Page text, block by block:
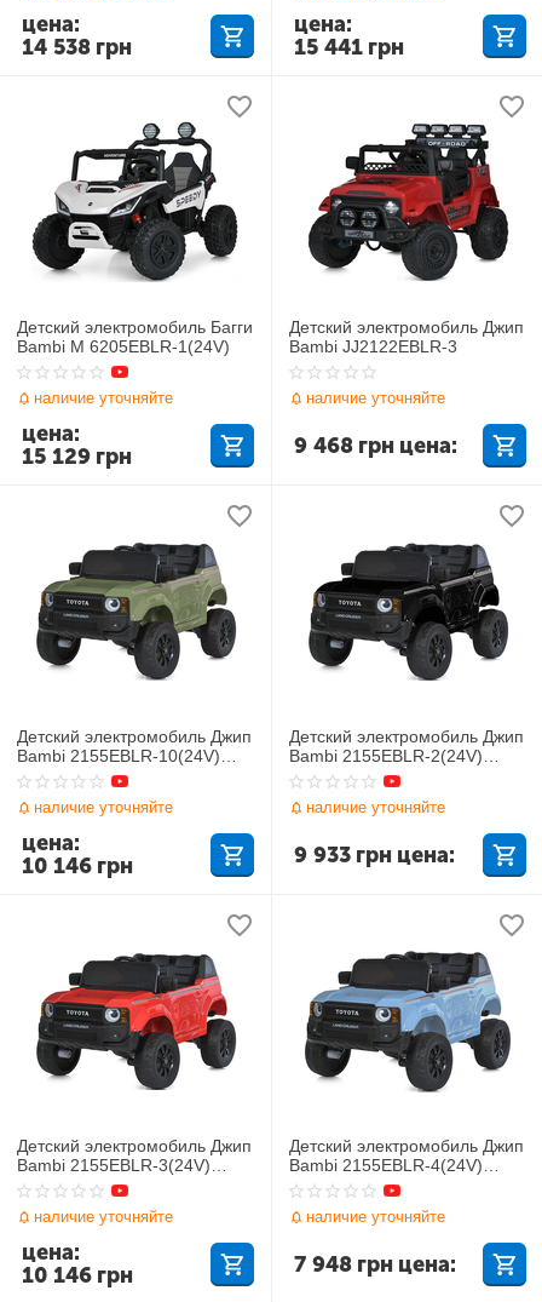
14 538 грн
цена:
15 441 грн
цена:
Детский электромобиль Багги
Bambi M 6205EBLR-1(24V)
наличие уточняйте
15 129 грн
цена:
Детский электромобиль Джип
Bambi JJ2122EBLR-3
наличие уточняйте
9 468 грн цена:
Детский электромобиль Джип
Bambi 2155EBLR-10(24V)
Toyota
наличие уточняйте
10 146 грн
цена:
Детский электромобиль Джип
Bambi 2155EBLR-2(24V)
Toyota
наличие уточняйте
9 933 грн цена:
Детский электромобиль Джип
Bambi 2155EBLR-3(24V)
Toyota
наличие уточняйте
10 146 грн
цена:
Детский электромобиль Джип
Bambi 2155EBLR-4(24V)
Toyota
наличие уточняйте
7 948 грн цена: